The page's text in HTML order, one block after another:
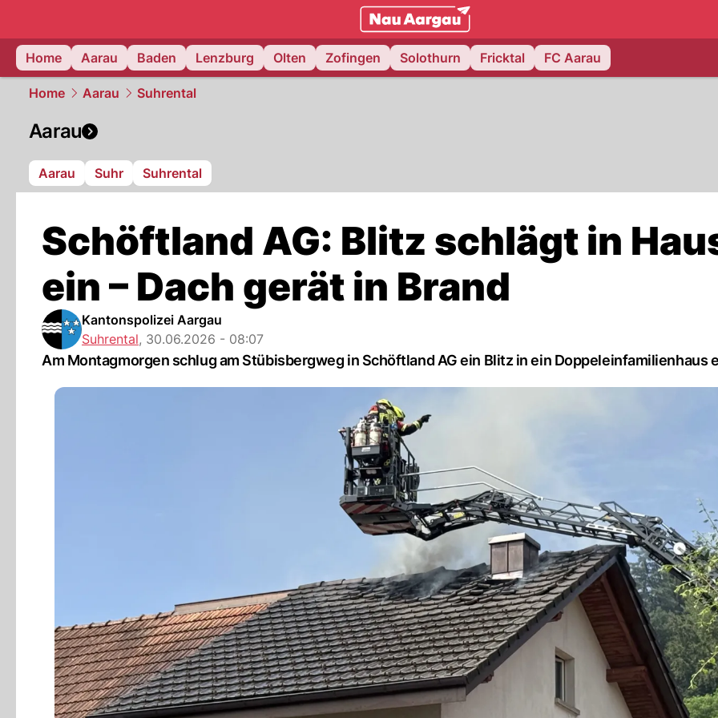
mittelland.NAU.ch
Home
Aarau Baden Lenzburg Olten Zofingen Solothurn Fricktal FC Aarau
Home Aarau Suhrental
Aarau
Aarau Suhr Suhrental
Schöftland AG: Blitz schlägt in
ein – Dach gerät in Brand
Kantonspolizei Aargau
Suhrental, 30.06.2026 - 08:07
Am Montagmorgen schlug am Stübisbergweg in Schöftland AG ein Blitz in ein Doppeleinfamilienhaus